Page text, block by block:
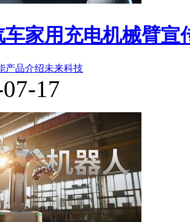
车家用充电机械臂宣
产品介绍未来科技
17